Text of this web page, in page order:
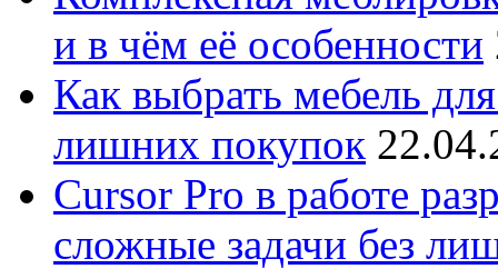
и в чём её особенности
Как выбрать мебель
лишних покупок
Cursor Pro в работе
сложные задачи без